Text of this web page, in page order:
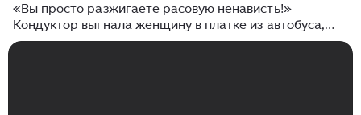
«Вы просто разжигаете расовую ненависть!»
Кондуктор выгнала женщину в платке из автобуса,
потому что у той не было проездного.